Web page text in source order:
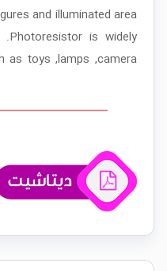
and illuminated area
is widely
as toys ,lamps ,camera